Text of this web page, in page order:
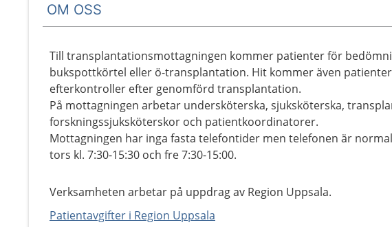
OM OSS
Till transplantationsmottagningen kommer patienter för
bukspottkörtel eller ö-transplantation. Hit kommer även
efterkontroller efter genomförd transplantation.
På mottagningen arbetar undersköterska, sjuksköterska,
forskningssjuksköterskor och patientkoordinatorer.
Mottagningen har inga fasta telefontider men telefonen är
tors kl. 7:30-15:30 och fre 7:30-15:00.
Verksamheten arbetar på uppdrag av Region Uppsala.
Patientavgifter i Region Uppsala